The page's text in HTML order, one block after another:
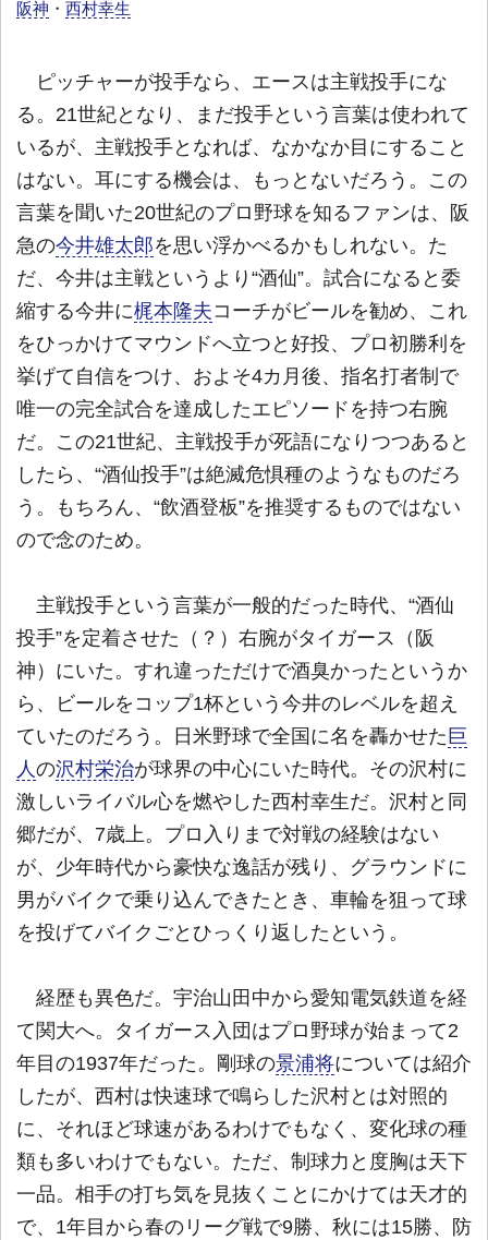
阪神 ・ 西村幸生
ピッチャーが投手なら、エースは主戦投手にな
る。21世紀となり、まだ投手という言葉は使われて
いるが、主戦投手となれば、なかなか目にすること
はない。耳にする機会は、もっとないだろう。この
言葉を聞いた20世紀のプロ野球を知るファンは、阪
急の今井雄太郎を思い浮かべるかもしれない。た
だ、今井は主戦というより“酒仙”。試合になると委
縮する今井に梶本隆夫コーチがビールを勧め、これ
をひっかけてマウンドへ立つと好投、プロ初勝利を
挙げて自信をつけ、およそ4カ月後、指名打者制で
唯一の完全試合を達成したエピソードを持つ右腕
だ。この21世紀、主戦投手が死語になりつつあると
したら、“酒仙投手”は絶滅危惧種のようなものだろ
う。もちろん、“飲酒登板”を推奨するものではない
ので念のため。
主戦投手という言葉が一般的だった時代、“酒仙
投手”を定着させた（？）右腕がタイガース（阪
神）にいた。すれ違っただけで酒臭かったというか
ら、ビールをコップ1杯という今井のレベルを超え
ていたのだろう。日米野球で全国に名を轟かせた 巨
人の沢村栄治が球界の中心にいた時代。その沢村に
激しいライバル心を燃やした西村幸生だ。沢村と同
郷だが、7歳上。プロ入りまで対戦の経験はない
が、少年時代から豪快な逸話が残り、グラウンドに
男がバイクで乗り込んできたとき、車輪を狙って球
を投げてバイクごとひっくり返したという。
経歴も異色だ。宇治山田中から愛知電気鉄道を経
て関大へ。タイガース入団はプロ野球が始まって2
年目の1937年だった。剛球の景浦将については紹介
したが、西村は快速球で鳴らした沢村とは対照的
に、それほど球速があるわけでもなく、変化球の種
類も多いわけでもない。ただ、制球力と度胸は天下
一品。相手の打ち気を見抜くことにかけては天才的
で、1年目から春のリーグ戦で9勝、秋には15勝、防